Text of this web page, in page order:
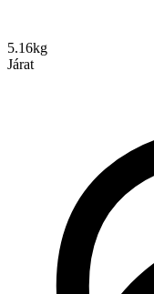
5.16kg
Járat